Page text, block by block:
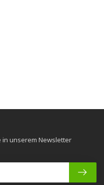
unserem Newsletter